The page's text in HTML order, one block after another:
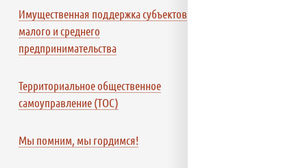
Имущественная поддержка субъектов
малого и среднего
предпринимательства
Территориальное общественное
самоуправление (ТОС)
Мы помним, мы гордимся!